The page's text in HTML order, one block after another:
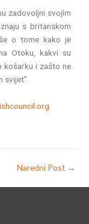
zadovoljni svojim
s britanskom
o tome kako je
Otoku, kakvi su
košarku i zašto ne
svijet”.
Naredni Post →